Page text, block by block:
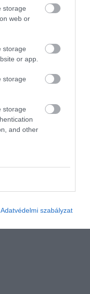
storage
web or
storage
or app.
storage
storage
and other
Adatvédelmi szabályzat
a hazai
értékben bővülni tudott